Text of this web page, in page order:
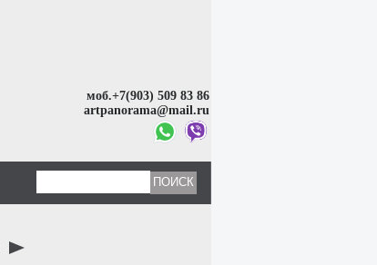
моб.+7(903) 509 83 86
artpanorama@mail.ru